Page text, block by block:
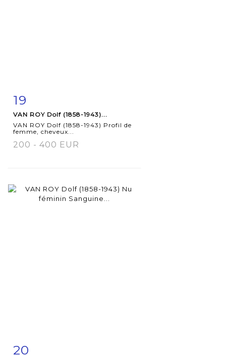
Item detail
19
VAN ROY Dolf (1858-1943)...
VAN ROY Dolf (1858-1943) Profil de
femme, cheveux...
200 - 400 EUR
Item detail
20